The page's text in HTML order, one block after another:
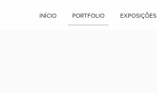
INÍCIO PORTFOLIO EXPOSIÇÕES